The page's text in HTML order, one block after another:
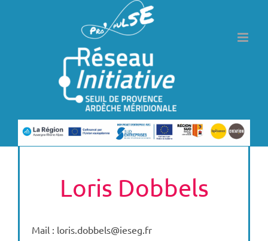
Loris Dobbels
Mail : loris.dobbels@ieseg.fr